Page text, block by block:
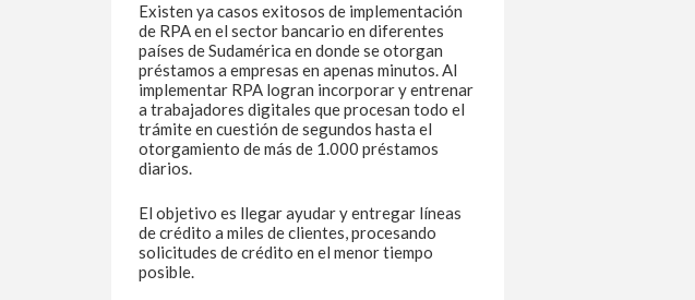
Existen ya casos exitosos de implementación
de RPA en el sector bancario en diferentes
países de Sudamérica en donde se otorgan
préstamos a empresas en apenas minutos. Al
implementar RPA logran incorporar y entrenar
a trabajadores digitales que procesan todo el
trámite en cuestión de segundos hasta el
otorgamiento de más de 1.000 préstamos
diarios.
El objetivo es llegar ayudar y entregar líneas
de crédito a miles de clientes, procesando
solicitudes de crédito en el menor tiempo
posible.